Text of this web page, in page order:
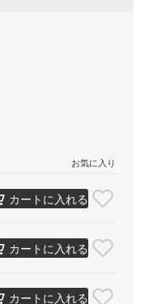
お気に入り
カートに入れる
カートに入れる
カートに入れる